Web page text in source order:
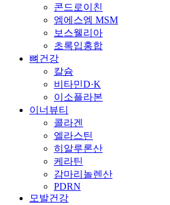
콘드로이친
엠에스엠 MSM
보스웰리아
초록입홍합
뼈건강
칼슘
비타민D·K
이소플라본
이너뷰티
콜라겐
엘라스틴
히알루론산
케라틴
감마리놀렌산
PDRN
모발건강